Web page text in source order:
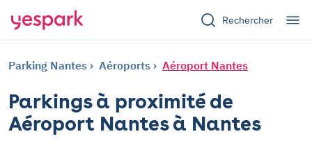
Rechercher
Parking Nantes Aéroports Aéroport Nantes
Parkings à proximité de
Aéroport Nantes à Nantes